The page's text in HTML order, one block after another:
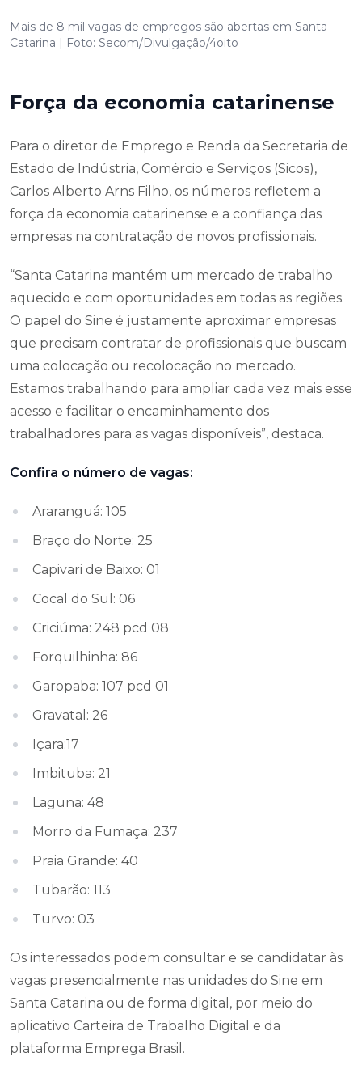
Mais de 8 mil vagas de empregos são abertas em Santa
Catarina | Foto: Secom/Divulgação/4oito
Força da economia catarinense
Para o diretor de Emprego e Renda da Secretaria de
Estado de Indústria, Comércio e Serviços (Sicos),
Carlos Alberto Arns Filho, os números refletem a
força da economia catarinense e a confiança das
empresas na contratação de novos profissionais.
“Santa Catarina mantém um mercado de trabalho
aquecido e com oportunidades em todas as regiões.
O papel do Sine é justamente aproximar empresas
que precisam contratar de profissionais que buscam
uma colocação ou recolocação no mercado.
Estamos trabalhando para ampliar cada vez mais esse
acesso e facilitar o encaminhamento dos
trabalhadores para as vagas disponíveis”, destaca.
Confira o número de vagas:
Araranguá: 105
Braço do Norte: 25
Capivari de Baixo: 01
Cocal do Sul: 06
Criciúma: 248 pcd 08
Forquilhinha: 86
Garopaba: 107 pcd 01
Gravatal: 26
Içara:17
Imbituba: 21
Laguna: 48
Morro da Fumaça: 237
Praia Grande: 40
Tubarão: 113
Turvo: 03
Os interessados podem consultar e se candidatar às
vagas presencialmente nas unidades do Sine em
Santa Catarina ou de forma digital, por meio do
aplicativo Carteira de Trabalho Digital e da
plataforma Emprega Brasil.